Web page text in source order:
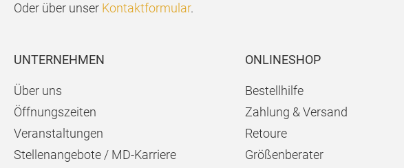
Oder über unser Kontaktformular.
UNTERNEHMEN
Über uns
Öffnungszeiten
Veranstaltungen
Stellenangebote / MD-Karriere
ONLINESHOP
Bestellhilfe
Zahlung & Versand
Retoure
Größenberater